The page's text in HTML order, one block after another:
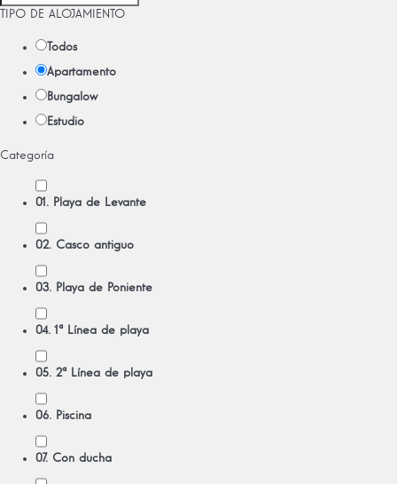
TIPO DE ALOJAMIENTO
Todos
Apartamento
Bungalow
Estudio
Categoría
01. Playa de Levante
02. Casco antiguo
03. Playa de Poniente
04. 1ª Línea de playa
05. 2ª Línea de playa
06. Piscina
07. Con ducha